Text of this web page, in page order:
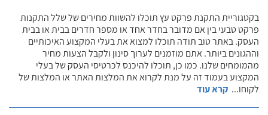
בקטגוריית התקנת פרקט עץ תוכלו להשוות מחירים של שלל התקנות
פרקט טבעי בין אם מדובר בחדר אחד או מספר חדרים בבית או בבית
העסק. באתר טוב תודה תוכלו למצוא את בעלי המקצוע האיכותיים
וההגונים ביותר. אתם מוזמנים לערוך סינון ולקבל הצעות מחיר
מהמומחים שלנו. כמו כן, תוכלו להיכנס לכרטיסי העסק של בעלי
המקצוע בעמוד זה על מנת לקרוא את המלצות האתר או המלצות של
לקוחו... קרא עוד